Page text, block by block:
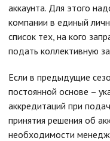
аккаунта. Для этого
компании в единый
список тех, на кого
подать коллективную
Если в предыдущие
постоянной основе –
аккредитаций при
принятия решения об
необходимости